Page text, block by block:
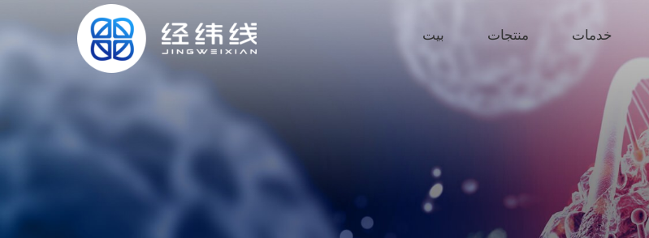
بيت منتجات خدمات
English 한국의 中文